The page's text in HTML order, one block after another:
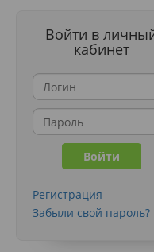
Войти в
кабинет
Регистрация
Забыли свой пароль?